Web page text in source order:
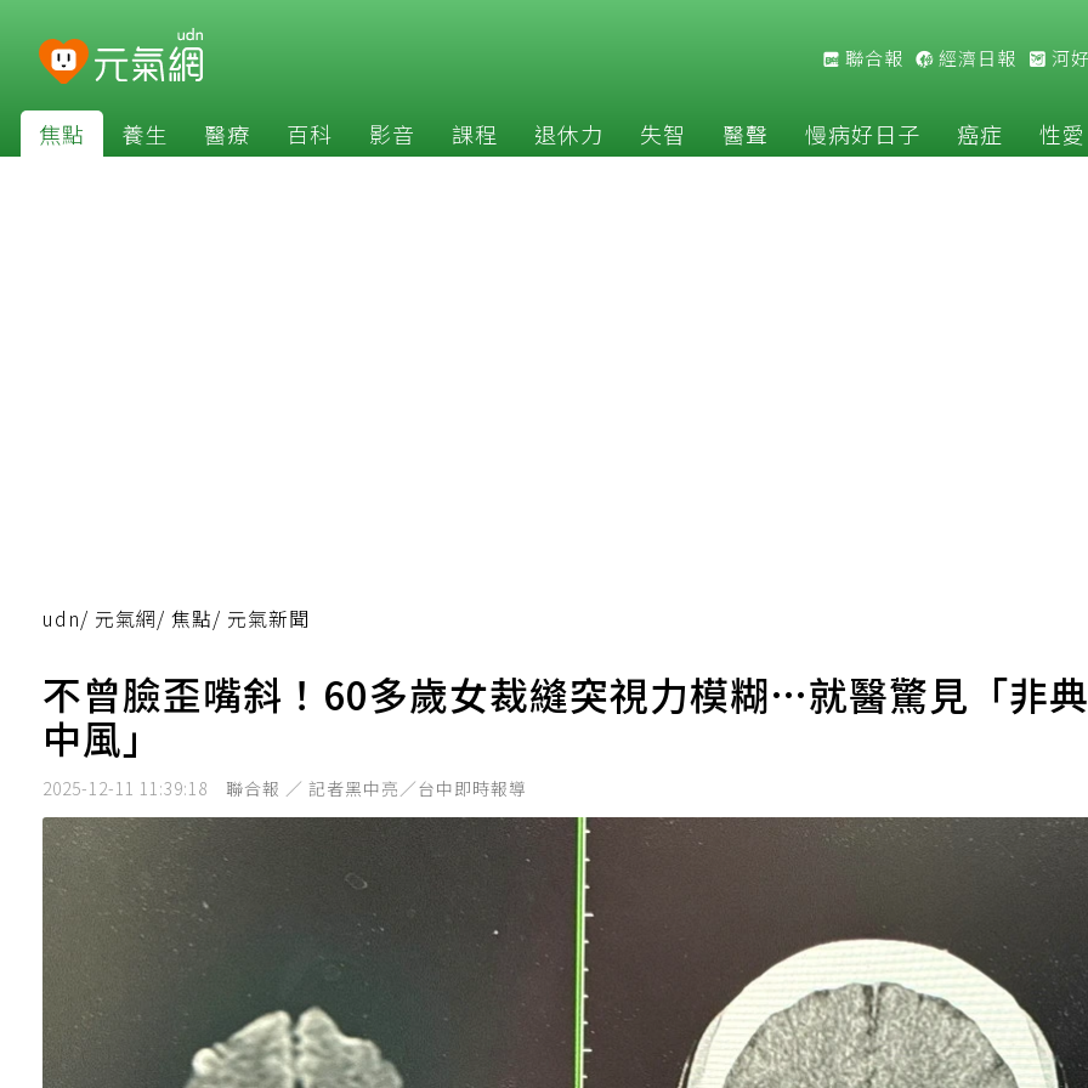
聯合報 經濟日報 河
焦點 養生 醫療 百科 影音 課程 退休力 失智 醫聲 慢病好日子 癌症 性愛
udn/ 元氣網/ 焦點/ 元氣新聞
不曾臉歪嘴斜！60多歲女裁縫突視力模糊…就醫驚見「非
中風」
2025-12-11 11:39:18 聯合報 ／ 記者黑中亮／台中即時報導